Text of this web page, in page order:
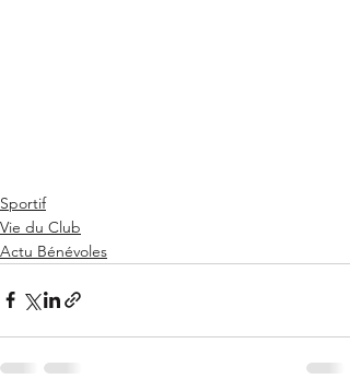
Sportif
Vie du Club
Actu Bénévoles